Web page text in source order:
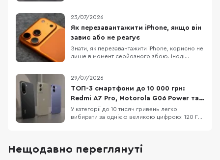
Xiaomi 17T Pro демонструє два зовсім різні
підходи до ергономіки та пікових
можливостей, хоча візуально ці пристрої
поділяють спільну ф
23/07/2026
Як перезавантажити iPhone, якщо він
завис або не реагує
Знати, як перезавантажити iPhone, корисно не
лише в момент серйозного збою. Іноді
підвисання, зупинити застосунок, який
некоректно працює або повернути системі
нормальну роботу. Apple прямо рекомендує
починати саме з такого
29/07/2026
ТОП-3 смартфони до 10 000 грн:
Redmi A7 Pro, Motorola G06 Power та
OPPO A6x
У категорії до 10 тисяч гривень легко
вибирати за однією великою цифрою: 120 Гц,
Гц не роблять HD+ екран чітким, а віртуальна
RAM не замінює фізичну. Порівняємо три
Нещодавно переглянуті